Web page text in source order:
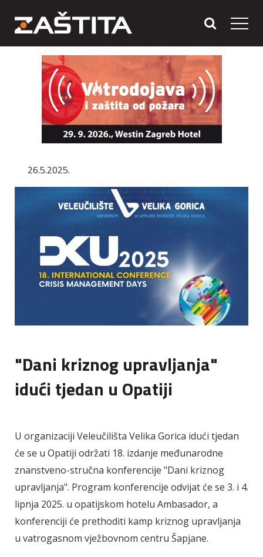
26.5.2025.
"Dani kriznog upravljanja"
idući tjedan u Opatiji
U organizaciji Veleučilišta Velika Gorica idući tjedan
će se u Opatiji održati 18. izdanje međunarodne
znanstveno-stručna konferencije "Dani kriznog
upravljanja". Program konferencije odvijat će se 3. i 4.
lipnja 2025. u opatijskom hotelu Ambasador, a
konferenciji će prethoditi kamp kriznog upravljanja
u vatrogasnom vježbovnom centru Šapjane.